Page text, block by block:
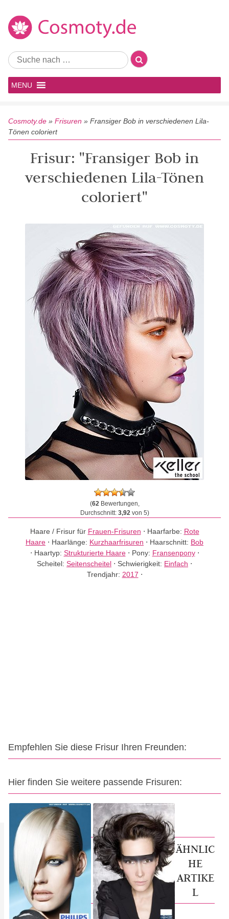
MENU
Cosmoty.de » Frisuren » Fransiger Bob in verschiedenen Lila-
Tönen coloriert
Frisur: "Fransiger Bob in
verschiedenen Lila-Tönen
coloriert"
(62Bewertungen,
Durchschnitt: 3,92von 5)
Haare / Frisur für Frauen-Frisuren ⋅ Haarfarbe: Rote
Haare ⋅ Haarlänge: Kurzhaarfrisuren ⋅ Haarschnitt: Bob
⋅ Haartyp: Strukturierte Haare⋅ Pony: Fransenpony⋅
Scheitel: Seitenscheitel ⋅ Schwierigkeit: Einfach ⋅
Trendjahr: 2017 ⋅
Empfehlen Sie diese Frisur Ihren Freunden:
Hier finden Sie weitere passende Frisuren:
ÄHNLIC
HE
ARTIKE
L